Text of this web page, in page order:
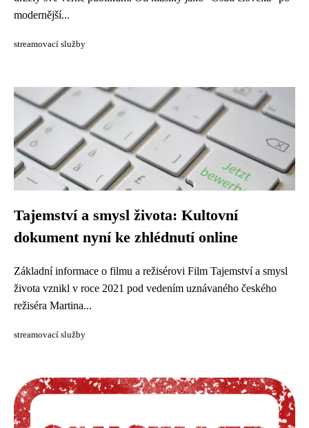
modernější...
streamovací služby
Tajemství a smysl života: Kultovní
dokument nyní ke zhlédnutí online
Základní informace o filmu a režisérovi Film Tajemství a smysl
života vznikl v roce 2021 pod vedením uznávaného českého
režiséra Martina...
streamovací služby